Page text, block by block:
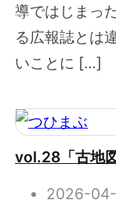
導ではじまっ
る広報誌とは
いことに […]
vol.28「古地
2026-